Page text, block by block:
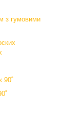
з гумовими
90˚